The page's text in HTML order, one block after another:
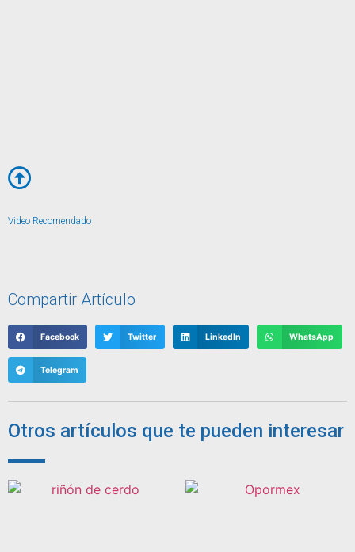
Video Recomendado
Compartir Artículo
Facebook Twitter LinkedIn WhatsApp
Telegram
Otros artículos que te pueden interesar